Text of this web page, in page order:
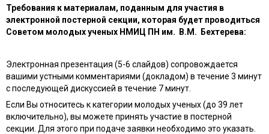
Требования к материалам, поданным для участия в
электронной постерной секции, которая будет проводиться
Советом молодых ученых НМИЦ ПН им. В.М. Бехтерева:
Электронная презентация (5-6 слайдов) сопровождается
вашими устными комментариями (докладом) в течение 3 минут
с последующей дискуссией в течение 7 минут.
Если Вы относитесь к категории молодых ученых (до 39 лет
включительно), вы можете принять участие в постерной
секции. Для этого при подаче заявки необходимо это указать.